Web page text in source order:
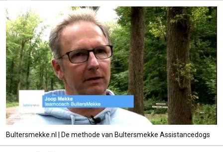
Bultersmekke.nl | De methode van Bultersmekke Assistancedogs